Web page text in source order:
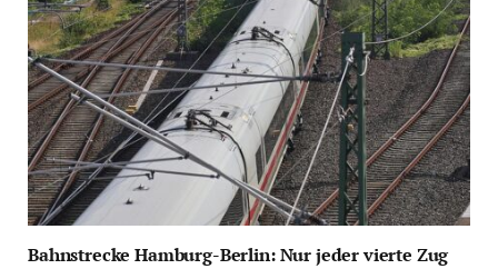
Bahnstrecke Hamburg-Berlin: Nur jeder vierte Zug